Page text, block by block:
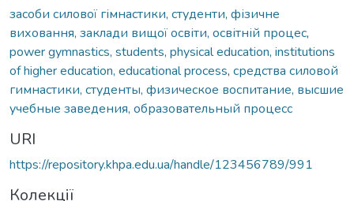
засоби силової гімнастики, студенти, фізичне
виховання, заклади вищої освіти, освітній процес,
power gymnastics, students, physical education, institutions
of higher education, educational process, средства силовой
гимнастики, студенты, физическое воспитание, высшие
учебные заведения, образовательный процесс
URI
https://repository.khpa.edu.ua/handle/123456789/991
Колекції